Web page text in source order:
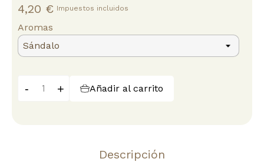
4,20 € Impuestos incluidos
Aromas
- + Añadir al carrito
Descripción